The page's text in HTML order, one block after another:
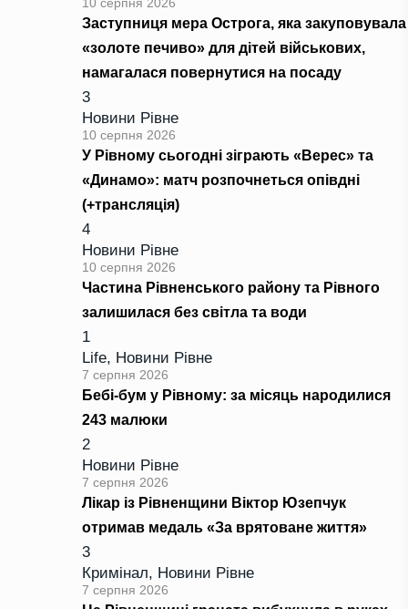
Заступниця мера Острога, яка закуповувала
«золоте печиво» для дітей військових,
намагалася повернутися на посаду
3
Новини Рівне
10 серпня 2026
У Рівному сьогодні зіграють «Верес» та
«Динамо»: матч розпочнеться опівдні
(+трансляція)
4
Новини Рівне
10 серпня 2026
Частина Рівненського району та Рівного
залишилася без світла та води
1
Life, Новини Рівне
7 серпня 2026
Бебі-бум у Рівному: за місяць народилися
243 малюки
2
Новини Рівне
7 серпня 2026
Лікар із Рівненщини Віктор Юзепчук
отримав медаль «За врятоване життя»
3
Кримінал, Новини Рівне
7 серпня 2026